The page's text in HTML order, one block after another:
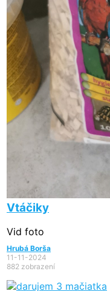
Vtáčiky
Vid foto
Hrubá Borša
11-11-2024
882 zobrazení